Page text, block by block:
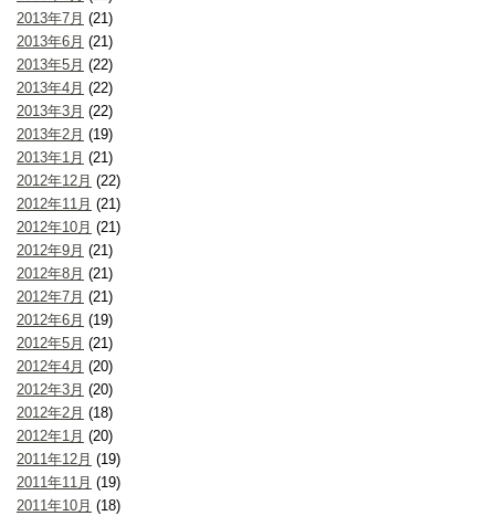
2013年7月 (21)
2013年6月 (21)
2013年5月 (22)
2013年4月 (22)
2013年3月 (22)
2013年2月 (19)
2013年1月 (21)
2012年12月 (22)
2012年11月 (21)
2012年10月 (21)
2012年9月 (21)
2012年8月 (21)
2012年7月 (21)
2012年6月 (19)
2012年5月 (21)
2012年4月 (20)
2012年3月 (20)
2012年2月 (18)
2012年1月 (20)
2011年12月 (19)
2011年11月 (19)
2011年10月 (18)